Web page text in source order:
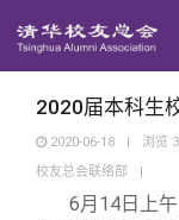
2020届本科生
2020-06-18 | 浏览
校友总会联络部
|
6月14日上